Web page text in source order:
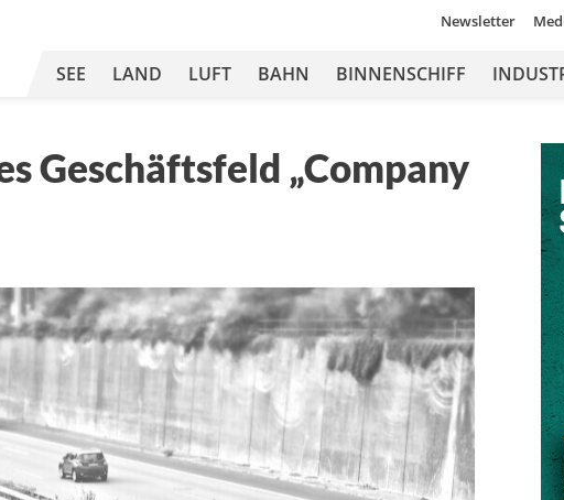
Newsletter
SEE LAND LUFT BAHN BINNENSCHIFF
Geschäftsfeld „Company